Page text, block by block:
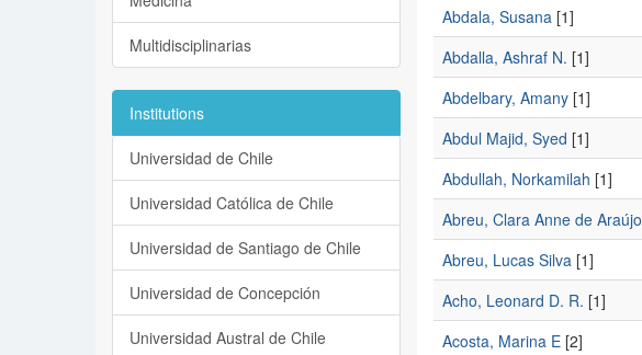
Abdala, Susana[1]
Abdalla, Ashraf N. [1]
Abdelbary, Amany[1]
Abdul Majid, Syed [1]
Abdullah, Norkamilah [1]
Abreu, Clara Anne de Araújo
Abreu, Lucas Silva[1]
Acho, Leonard D. R. [1]
Acosta, Marina E[2]
Multidisciplinarias
Institutions
Universidad de Chile
Universidad Católica de Chile
Universidad de Santiago de Chile
Universidad de Concepción
Universidad Austral de Chile